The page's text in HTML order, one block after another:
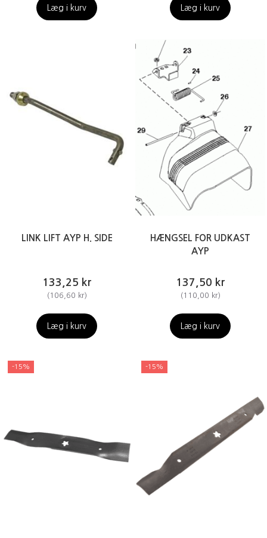
Læg i kurv Læg i kurv
LINK LIFT AYP H. SIDE
133,25 kr
( 106,60 kr)
Læg i kurv
HÆNGSEL FOR UDKAST
AYP
137,50 kr
( 110,00 kr)
Læg i kurv
-15% -15%